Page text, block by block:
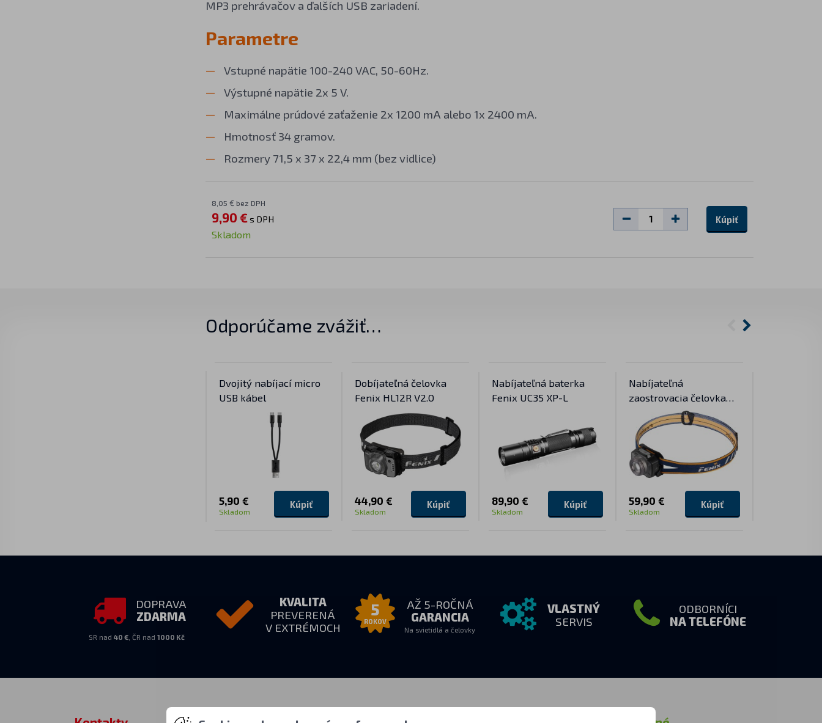
MP3 prehrávačov a ďalších USB zariadení.
Parametre
Vstupné napätie 100-240 VAC, 50-60Hz.
Výstupné napätie 2x 5 V.
Maximálne prúdové zaťaženie 2x 1200 mA alebo 1x 2400 mA.
Hmotnosť 34 gramov.
Rozmery 71,5 x 37 x 22,4 mm (bez vidlice)
8,05 € bez DPH
9,90 € s DPH
Skladom
Kúpiť
Odporúčame zvážiť…
Dvojitý nabíjací micro
USB kábel
5,90 €
Skladom
Kúpiť
Dobíjateľná čelovka
Fenix HL12R V2.0
44,90 €
Skladom
Kúpiť
Nabíjateľná baterka
Fenix UC35 XP-L
89,90 €
Skladom
Kúpiť
Nabíjateľná
zaostrovacia čelovka
Fenix HL40R
59,90 €
Skladom
Kúpiť
DOPRAVA
ZDARMA
SR nad40 € , ČR nad1000 Kč
KVALITA
PREVERENÁ
V EXTRÉMOCH
5
ROKOV
AŽ 5-ROČNÁ
GARANCIA
Na svietidlá a čelovky
VLASTNÝ
SERVIS
ODBORNÍCI
NA TELEFÓNE